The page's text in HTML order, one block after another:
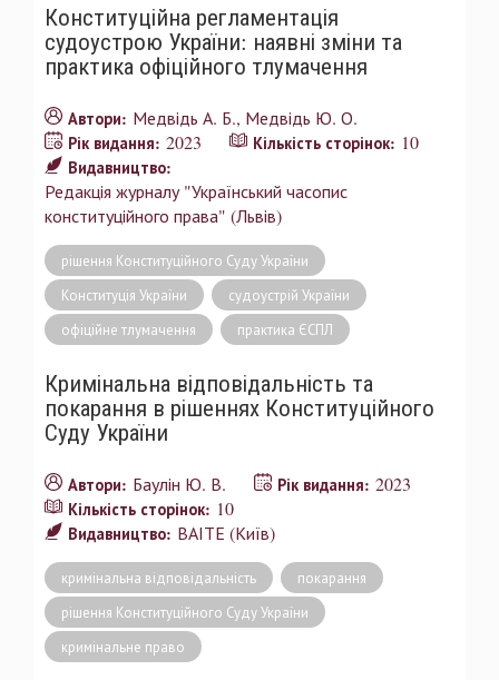
Конституційна регламентація
судоустрою України: наявні зміни та
практика офіційного тлумачення
Автори: Медвідь А. Б. Медвідь Ю. О.
Рік видання: 2023 Кількість сторінок: 10
Видавництво:
Редакція журналу "Український часопис
конституційного права" (Львів)
рішення Конституційного Суду України
Конституція України
судоустрій України
офіційне тлумачення
практика ЄСПЛ
Кримінальна відповідальність та
покарання в рішеннях Конституційного
Суду України
Автори: Баулін Ю. В. Рік видання: 2023
Кількість сторінок: 10
Видавництво: ВАІТЕ (Київ)
кримінальна відповідальність
покарання
рішення Конституційного Суду України
кримінальне право